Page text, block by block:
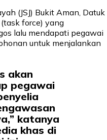
(JSJ) Bukit Aman, Datuk
force) yang
lalu mendapati pegawai
untuk menjalankan
akan
pegawai
katanya
khas di